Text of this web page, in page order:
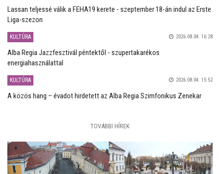
Lassan teljessé válik a FEHA19 kerete - szeptember 18-án indul az Erste
Liga-szezon
KULTÚRA 2026.08.04. 16:28
Alba Regia Jazzfesztivál péntektől - szupertakarékos
energiahasználattal
KULTÚRA 2026.08.04. 15:52
A közös hang – évadot hirdetett az Alba Regia Szimfonikus Zenekar
TOVÁBBI HÍREK